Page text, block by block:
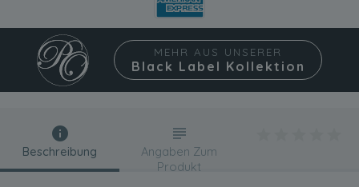
MEHR AUS UNSERER
Black Label Kollektion
Beschreibung
Angaben Zum
Produkt